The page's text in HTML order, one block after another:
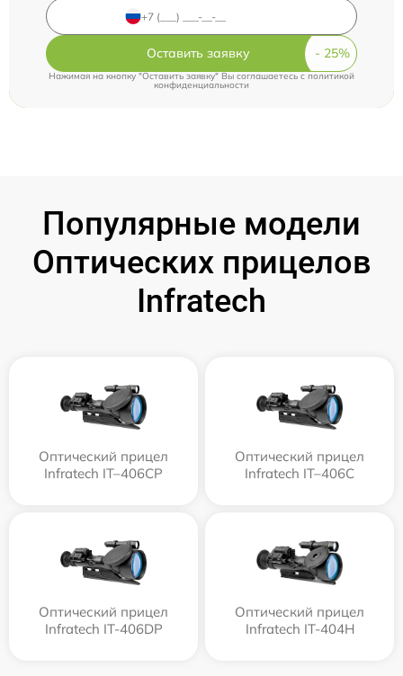
Оставить заявку
Нажимая на кнопку "Оставить заявку" Вы соглашаетесь c политикой
конфиденциальности
Популярные модели
Оптических прицелов
Infratech
Оптический прицел
Infratech IT–406СP
Оптический прицел
Infratech IT–406С
Оптический прицел
Infratech IT-406DP
Оптический прицел
Infratech IT-404H